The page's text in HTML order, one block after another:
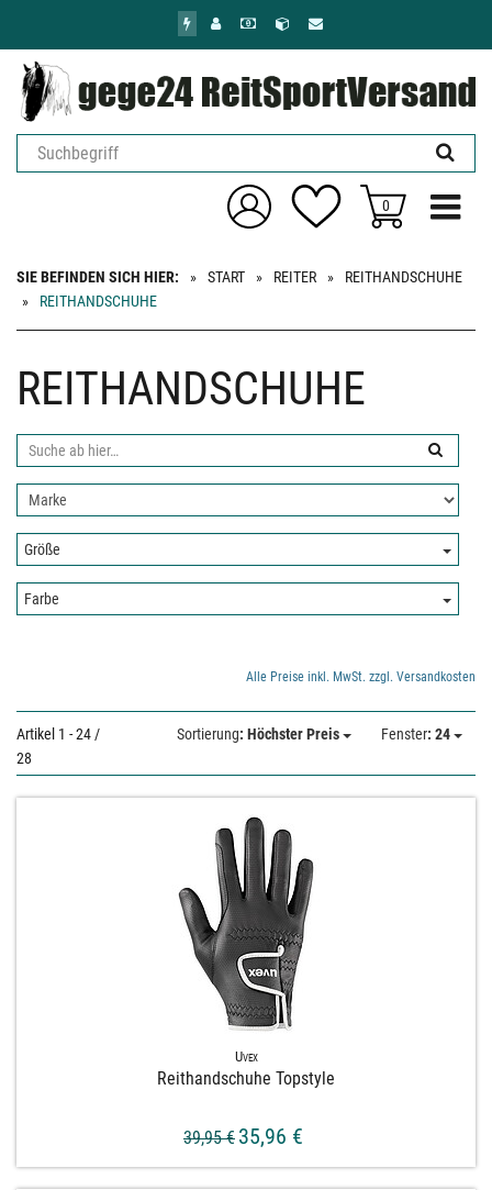
springen
0 Menü
SIE BEFINDEN SICH HIER: START REITER
REITHANDSCHUHE
REITHANDSCHUHE
REITHANDSCHUHE
Suche
hier:
Nach
filtern:
Größe:
Größe
Farbe:
Farbe
Alle Preise inkl. MwSt. zzgl. Versandkosten
Artikel 1 - 24 /
28
Sortierung: Höchster Preis Fenster: 24
Uvex
Reithandschuhe Topstyle
39,95 € 35,96 €